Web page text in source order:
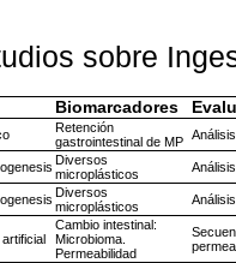
sobre
Biomarcadores
Retención
gastrointestinal de MP
Diversos
microplásticos
Diversos
microplásticos
Cambio intestinal:
Microbioma.
Permeabilidad